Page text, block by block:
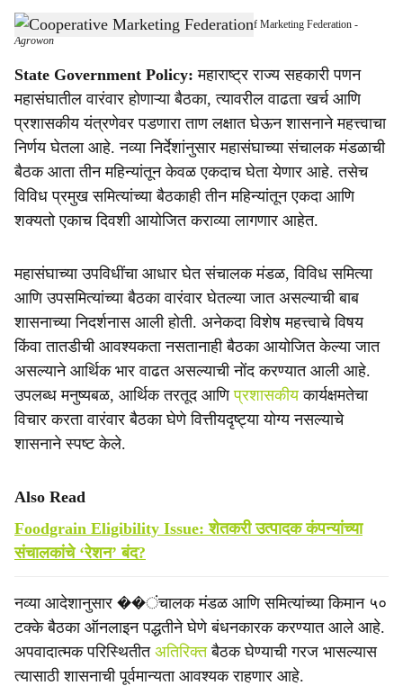
h
a
r
e
Maharashtra Government Restricts Frequent Meetings of Marketing Federation -
Agrowon
State Government Policy: महाराष्ट्र राज्य सहकारी पणन
महासंघातील वारंवार होणाऱ्या बैठका, त्यावरील वाढता खर्च आणि
प्रशासकीय यंत्रणेवर पडणारा ताण लक्षात घेऊन शासनाने महत्त्वाचा
निर्णय घेतला आहे. नव्या निर्देशांनुसार महासंघाच्या संचालक मंडळाची
बैठक आता तीन महिन्यांतून केवळ एकदाच घेता येणार आहे. तसेच
विविध प्रमुख समित्यांच्या बैठकाही तीन महिन्यांतून एकदा आणि
शक्यतो एकाच दिवशी आयोजित कराव्या लागणार आहेत.
महासंघाच्या उपविधींचा आधार घेत संचालक मंडळ, विविध समित्या
आणि उपसमित्यांच्या बैठका वारंवार घेतल्या जात असल्याची बाब
शासनाच्या निदर्शनास आली होती. अनेकदा विशेष महत्त्वाचे विषय
किंवा तातडीची आवश्यकता नसतानाही बैठका आयोजित केल्या जात
असल्याने आर्थिक भार वाढत असल्याची नोंद करण्यात आली आहे.
उपलब्ध मनुष्यबळ, आर्थिक तरतूद आणिप्रशासकीयकार्यक्षमतेचा
विचार करता वारंवार बैठका घेणे वित्तीयदृष्ट्या योग्य नसल्याचे
शासनाने स्पष्ट केले.
Also Read
Foodgrain Eligibility Issue: शेतकरी उत्पादक कंपन्यांच्या
संचालकांचे ‘रेशन’ बंद?
नव्या आदेशानुसार ��ंचालक मंडळ आणि समित्यांच्या किमान ५०
टक्के बैठका ऑनलाइन पद्धतीने घेणे बंधनकारक करण्यात आले आहे.
अपवादात्मक परिस्थितीत अतिरिक्तबैठक घेण्याची गरज भासल्यास
त्यासाठी शासनाची पूर्वमान्यता आवश्यक राहणार आहे.